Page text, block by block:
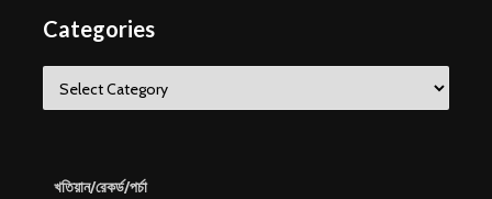
Categories
খতিয়ান/রেকর্ড/পর্চা